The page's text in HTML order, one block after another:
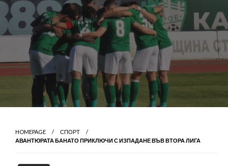
HOMEPAGE
СПОРТ
АВАНТЮРАТА БАНАТО ПРИКЛЮЧИ С ИЗПАДАНЕ ВЪВ ВТОРА ЛИГА